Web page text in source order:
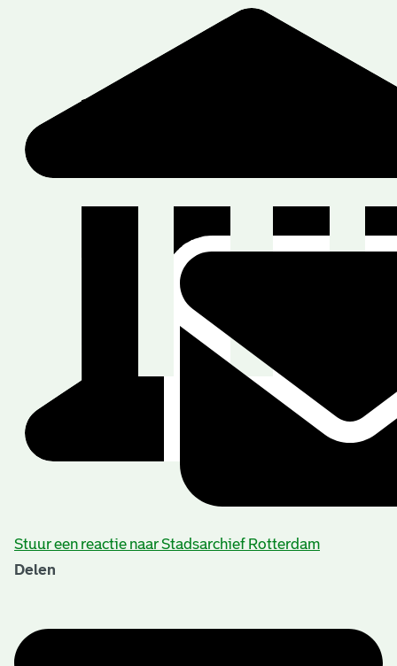
Stuur een reactie naar Stadsarchief Rotterdam
Delen